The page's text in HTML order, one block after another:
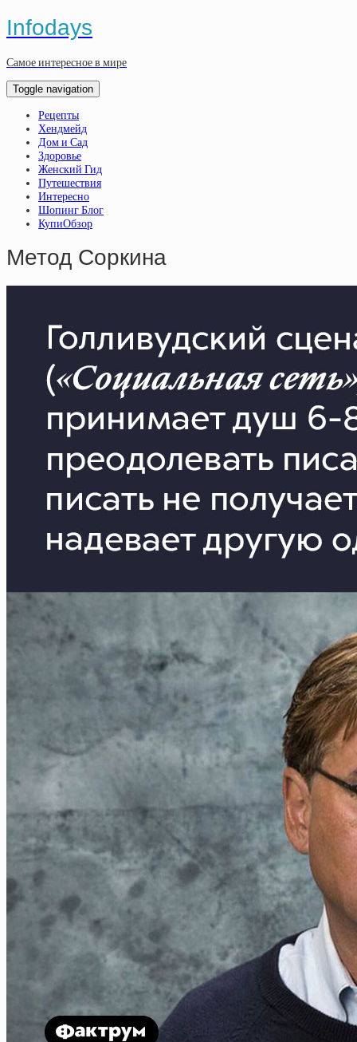
Infodays
Самое интересное в мире
Toggle navigation
Рецепты
Хендмейд
Дом и Сад
Здоровье
Женский Гид
Путешествия
Интересно
Шопинг Блог
КупиОбзор
Метод Соркина